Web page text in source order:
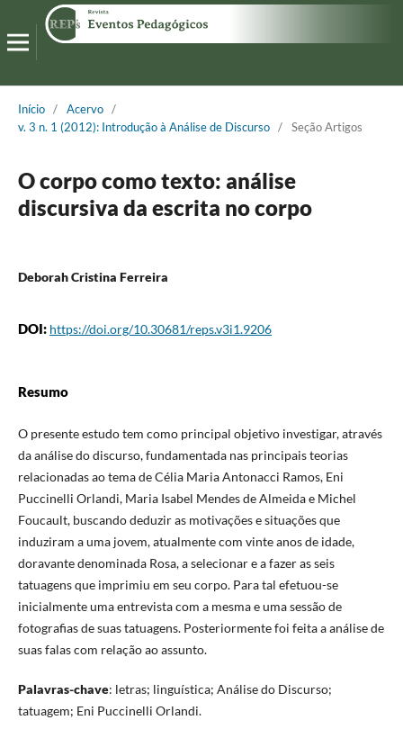
Início / Acervo /
v. 3 n. 1 (2012): Introdução à Análise de Discurso / Seção Artigos
O corpo como texto: análise
discursiva da escrita no corpo
Deborah Cristina Ferreira
DOI: https://doi.org/10.30681/reps.v3i1.9206
Resumo
O presente estudo tem como principal objetivo investigar, através
da análise do discurso, fundamentada nas principais teorias
relacionadas ao tema de Célia Maria Antonacci Ramos, Eni
Puccinelli Orlandi, Maria Isabel Mendes de Almeida e Michel
Foucault, buscando deduzir as motivações e situações que
induziram a uma jovem, atualmente com vinte anos de idade,
doravante denominada Rosa, a selecionar e a fazer as seis
tatuagens que imprimiu em seu corpo. Para tal efetuou-se
inicialmente uma entrevista com a mesma e uma sessão de
fotografias de suas tatuagens. Posteriormente foi feita a análise de
suas falas com relação ao assunto.
Palavras-chave: letras; linguística; Análise do Discurso;
tatuagem; Eni Puccinelli Orlandi.